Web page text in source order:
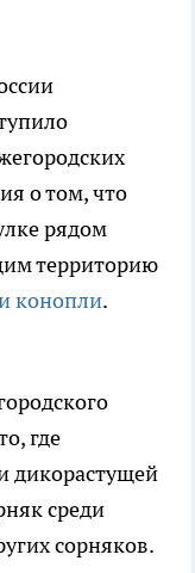
о том, что
рядом
территорию
конопли.
где
дикорастущей
среди
сорняков.